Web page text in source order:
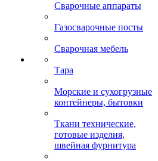
Сварочные аппараты
Газосварочные посты
Сварочная мебель
Тара
Морские и сухогрузные
контейнеры, бытовки
Ткани технические,
готовые изделия,
швейная фурнитура